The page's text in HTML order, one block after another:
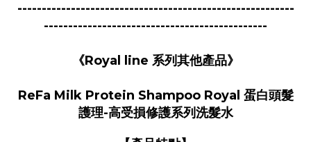
---------------------------------------------------------
----------------------------------------------
《Royal line 系列其他產品》
ReFa Milk Protein Shampoo Royal 蛋白頭髮
護理-高受損修護系列洗髮水